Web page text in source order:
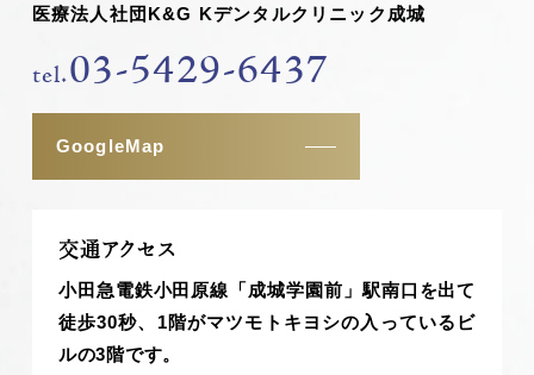
医療法人社団K&G Kデンタルクリニック成城
tel.03-5429-6437
GoogleMap
交通アクセス
小田急電鉄小田原線「成城学園前」駅南口を出て
徒歩30秒、1階がマツモトキヨシの入っているビ
ルの3階です。